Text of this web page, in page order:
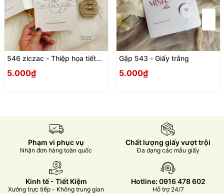
546 ziczac - Thiệp họa tiết
5.000₫
Gập 543 - Giấy trắng
5.000₫
Phạm vi phục vụ
Nhận đơn hàng toàn quốc
Chất lượng giấy vượt trội
Đa dạng các mẫu giấy
Kinh tế - Tiết Kiệm
Xưởng trực tiếp - Không trung gian
Hotline: 0916 478 602
Hỗ trợ 24/7